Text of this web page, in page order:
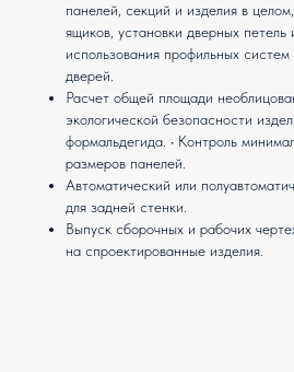
панелей, секций и изделия в
ящиков, установки дверных
использования профильных
дверей.
Расчет общей площади
экологической безопасности
формальдегида. • Контроль
размеров панелей.
Автоматический или
для задней стенки.
Выпуск сборочных и рабочих
на спроектированные изделия.